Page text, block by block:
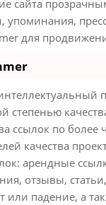
сайта
упоминания,
для
степенью
ссылок по более
качества
арендные
отзывы,
или падение, а